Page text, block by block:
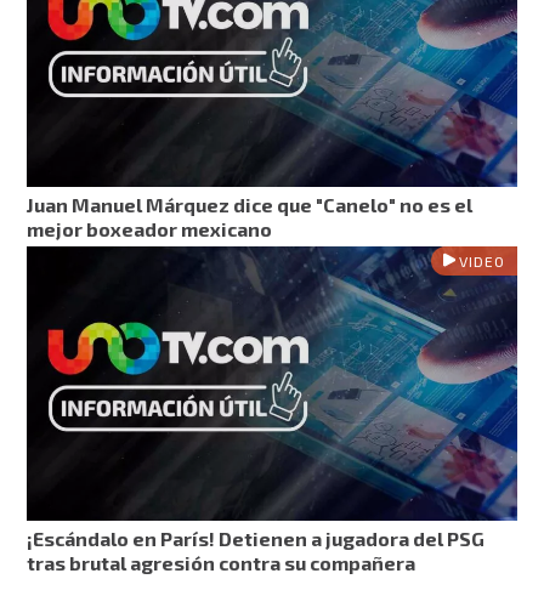
Juan Manuel Márquez dice que "Canelo" no es el
mejor boxeador mexicano
VIDEO
¡Escándalo en París! Detienen a jugadora del PSG
tras brutal agresión contra su compañera